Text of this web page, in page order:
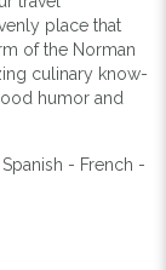
place that
of the Norman
culinary know-
humor and
- French -